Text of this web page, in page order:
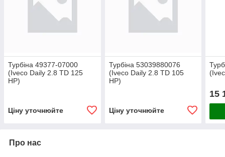
Турбіна 49377-07000
(Iveco Daily 2.8 TD 125
HP)
Ціну уточнюйте
Турбіна 53039880076
(Iveco Daily 2.8 TD 105
HP)
Ціну уточнюйте
15
Про нас